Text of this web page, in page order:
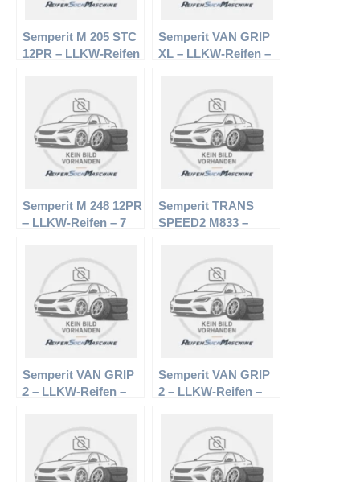
Semperit M 205 STC
12PR – LLKW-Reifen
Semperit VAN GRIP
XL – LLKW-Reifen –
Semperit M 248 12PR
– LLKW-Reifen – 7
Semperit TRANS
SPEED2 M833 –
Sommerreifen
Semperit VAN GRIP
2 – LLKW-Reifen –
Semperit VAN GRIP
2 – LLKW-Reifen –